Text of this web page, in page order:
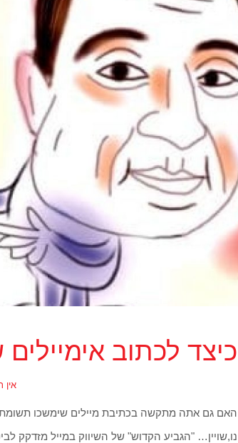
כיצד לכתוב
אין
האם גם אתה מתקשה בכתיבת מיילים שימשכו
נו,שויין… "הגביע הקדוש" של השיווק במייל מזדקק